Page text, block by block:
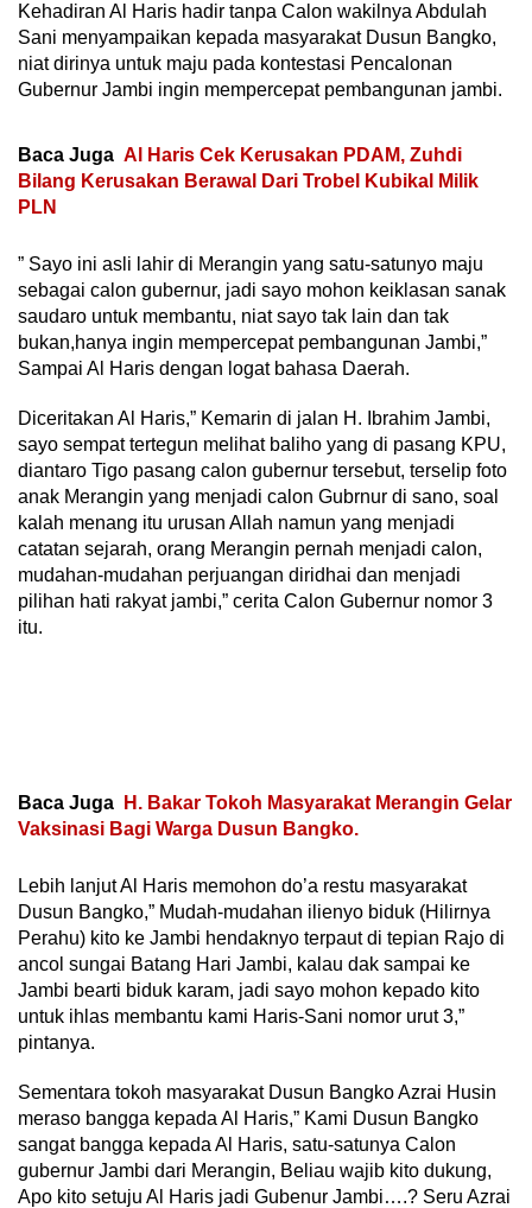
Kehadiran Al Haris hadir tanpa Calon wakilnya Abdulah
Sani menyampaikan kepada masyarakat Dusun Bangko,
niat dirinya untuk maju pada kontestasi Pencalonan
Gubernur Jambi ingin mempercepat pembangunan jambi.
Baca Juga Al Haris Cek Kerusakan PDAM, Zuhdi
Bilang Kerusakan Berawal Dari Trobel Kubikal Milik
PLN
” Sayo ini asli lahir di Merangin yang satu-satunyo maju
sebagai calon gubernur, jadi sayo mohon keiklasan sanak
saudaro untuk membantu, niat sayo tak lain dan tak
bukan,hanya ingin mempercepat pembangunan Jambi,”
Sampai Al Haris dengan logat bahasa Daerah.
Diceritakan Al Haris,” Kemarin di jalan H. Ibrahim Jambi,
sayo sempat tertegun melihat baliho yang di pasang KPU,
diantaro Tigo pasang calon gubernur tersebut, terselip foto
anak Merangin yang menjadi calon Gubrnur di sano, soal
kalah menang itu urusan Allah namun yang menjadi
catatan sejarah, orang Merangin pernah menjadi calon,
mudahan-mudahan perjuangan diridhai dan menjadi
pilihan hati rakyat jambi,” cerita Calon Gubernur nomor 3
itu.
Baca Juga
H. Bakar Tokoh Masyarakat Merangin Gelar
Vaksinasi Bagi Warga Dusun Bangko.
Lebih lanjut Al Haris memohon do’a restu masyarakat
Dusun Bangko,” Mudah-mudahan ilienyo biduk (Hilirnya
Perahu) kito ke Jambi hendaknyo terpaut di tepian Rajo di
ancol sungai Batang Hari Jambi, kalau dak sampai ke
Jambi bearti biduk karam, jadi sayo mohon kepado kito
untuk ihlas membantu kami Haris-Sani nomor urut 3,”
pintanya.
Sementara tokoh masyarakat Dusun Bangko Azrai Husin
meraso bangga kepada Al Haris,” Kami Dusun Bangko
sangat bangga kepada Al Haris, satu-satunya Calon
gubernur Jambi dari Merangin, Beliau wajib kito dukung,
Apo kito setuju Al Haris jadi Gubenur Jambi….? Seru Azrai